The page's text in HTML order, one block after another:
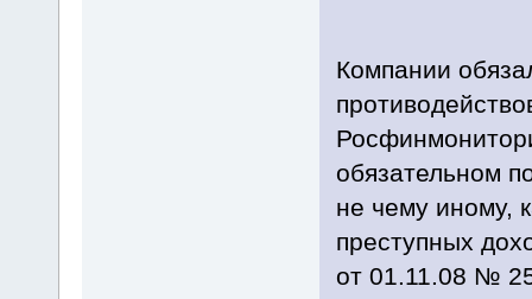
Компании
обязательном
не чему иному,
преступных
от 01.11.08 №